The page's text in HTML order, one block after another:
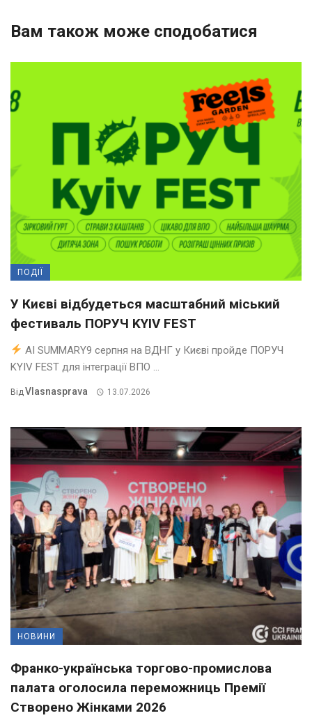
Вам також може сподобатися
ПОДІЇ
У Києві відбудеться масштабний міський
фестиваль ПОРУЧ KYIV FEST
AI SUMMARY9 серпня на ВДНГ у Києві пройде ПОРУЧ
KYIV FEST для інтеграції ВПО ...
ВідVlasnasprava 13.07.2026
НОВИНИ
Франко-українська торгово-промислова
палата оголосила переможниць Премії
Створено Жінками 2026